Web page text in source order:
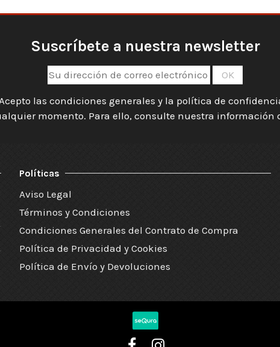
Suscríbete a nuestra newsletter
Acepto las condiciones generales y la política de
momento. Para ello, consulte nuestra información
Políticas
Aviso Legal
Términos y Condiciones
Condiciones Generales del Contrato de Compra
Política de Privacidad y Cookies
Política de Envío y Devoluciones